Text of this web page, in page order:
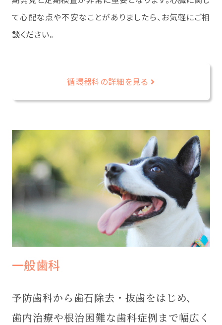
て心配な点や不安なことがありましたら、お気軽にご相
談ください。
循環器科の詳細を見る
一般歯科
予防歯科から歯石除去・抜歯をはじめ、
歯内治療や根治困難な歯科症例まで幅広く